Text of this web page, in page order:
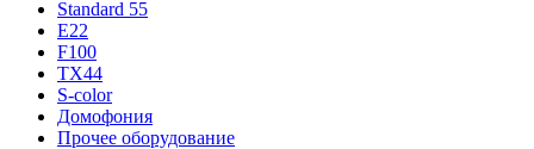
Standard 55
E22
F100
TX44
S-color
Домофония
Прочее оборудование